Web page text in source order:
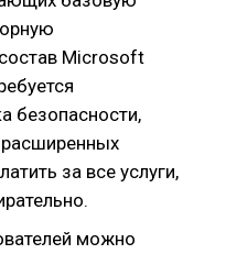
Microsoft
безопасности,
за все услуги,
можно